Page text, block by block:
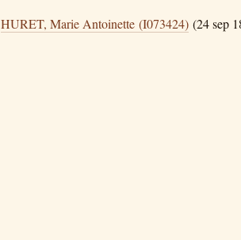
HURET, Marie Antoinette (I073424) (24 sep